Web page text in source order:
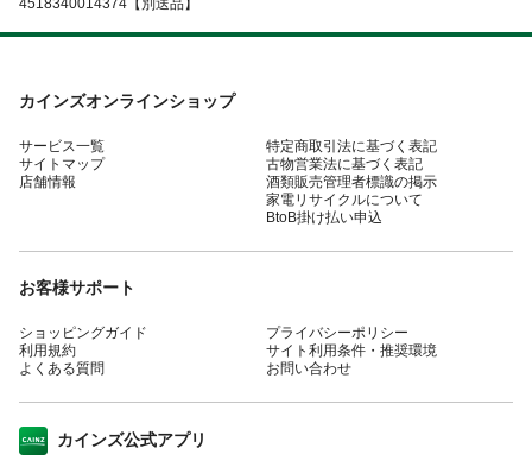
4518340014374【別送品】
カインズオンラインショップ
サービス一覧
サイトマップ
店舗情報
特定商取引法に基づく表記
古物営業法に基づく表記
酒類販売管理者標識の掲示
家電リサイクルについて
BtoB掛け払い申込
お客様サポート
ショッピングガイド
利用規約
よくある質問
プライバシーポリシー
サイト利用条件・推奨環境
お問い合わせ
カインズ公式アプリ